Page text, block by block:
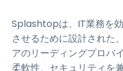
Splashtopは、IT業務を
させるために設計された
アのリーディングプロバ
柔軟性、セキュリティを